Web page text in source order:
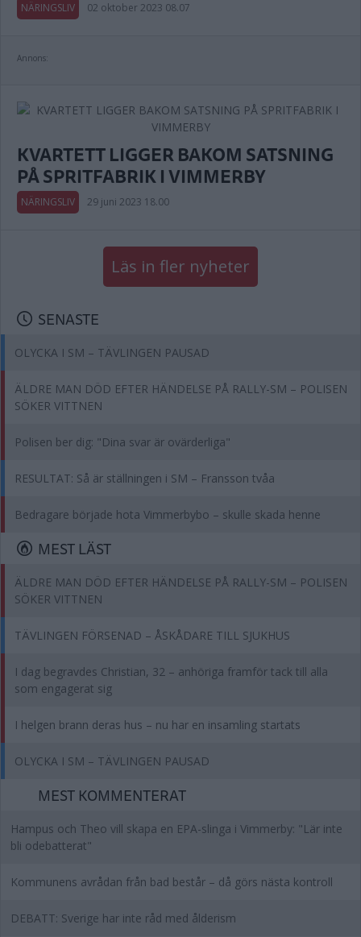
NÄRINGSLIV 02 oktober 2023 08.07
Annons:
KVARTETT LIGGER BAKOM SATSNING
PÅ SPRITFABRIK I VIMMERBY
NÄRINGSLIV 29 juni 2023 18.00
Läs in fler nyheter
SENASTE
OLYCKA I SM – TÄVLINGEN PAUSAD
ÄLDRE MAN DÖD EFTER HÄNDELSE PÅ RALLY-SM – POLISEN
SÖKER VITTNEN
Polisen ber dig: "Dina svar är ovärderliga"
RESULTAT: Så är ställningen i SM – Fransson tvåa
Bedragare började hota Vimmerbybo – skulle skada henne
MEST LÄST
ÄLDRE MAN DÖD EFTER HÄNDELSE PÅ RALLY-SM – POLISEN
SÖKER VITTNEN
TÄVLINGEN FÖRSENAD – ÅSKÅDARE TILL SJUKHUS
I dag begravdes Christian, 32 – anhöriga framför tack till alla
som engagerat sig
I helgen brann deras hus – nu har en insamling startats
OLYCKA I SM – TÄVLINGEN PAUSAD
MEST KOMMENTERAT
Hampus och Theo vill skapa en EPA-slinga i Vimmerby: "Lär inte
bli odebatterat"
Kommunens avrådan från bad består – då görs nästa kontroll
DEBATT: Sverige har inte råd med ålderism